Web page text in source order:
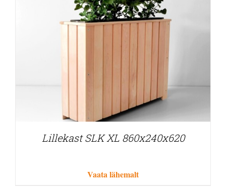
Lillekast SLK XL 860x240x620
Vaata lähemalt